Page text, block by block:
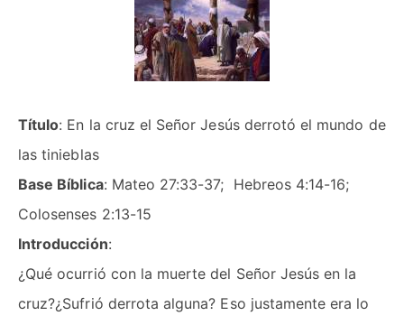
Título: En la cruz el Señor Jesús derrotó el mundo de
las tinieblas
Base Bíblica: Mateo 27:33-37; Hebreos 4:14-16;
Colosenses 2:13-15
Introducción:
¿Qué ocurrió con la muerte del Señor Jesús en la
cruz?¿Sufrió derrota alguna? Eso justamente era lo